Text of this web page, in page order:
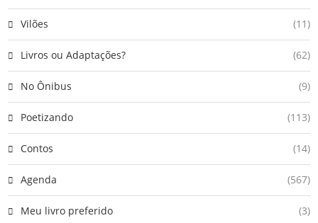
Vilões (11)
Livros ou Adaptações? (62)
No Ônibus (9)
Poetizando (113)
Contos (14)
Agenda (567)
Meu livro preferido (3)